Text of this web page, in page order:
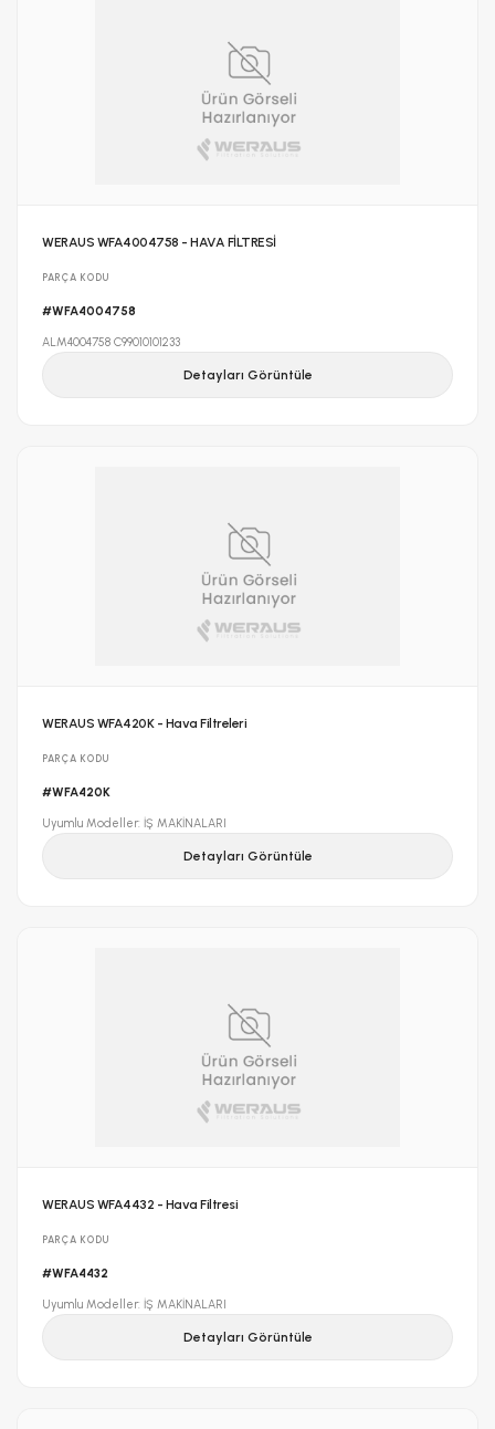
WERAUS WFA4004758 - HAVA FİLTRESİ
PARÇA KODU
#WFA4004758
ALM4004758 C99010101233
Detayları Görüntüle
WERAUS WFA420K - Hava Filtreleri
PARÇA KODU
#WFA420K
Uyumlu Modeller: İŞ MAKİNALARI
Detayları Görüntüle
WERAUS WFA4432 - Hava Filtresi
PARÇA KODU
#WFA4432
Uyumlu Modeller: İŞ MAKİNALARI
Detayları Görüntüle